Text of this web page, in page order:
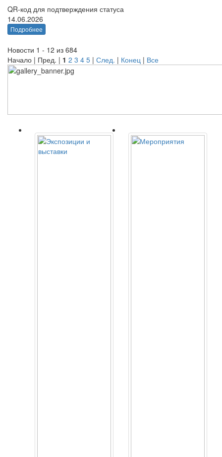
QR-код для подтверждения статуса
14.06.2026
Подробнее
Новости 1 - 12 из 684
Начало | Пред. | 1 2 3 4 5 | След. | Конец | Все